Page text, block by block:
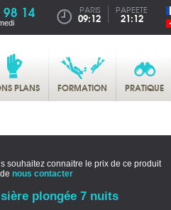
14 PARIS
09:12
PAPEETE
21:12
PLANS FORMATION PRATIQUE
souhaitez connaitre le prix de ce produit
nous contacter
plongée 7 nuits